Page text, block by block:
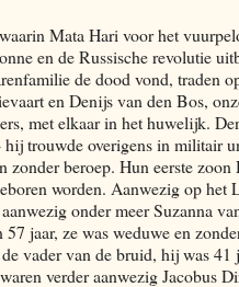
Mata Hari voor het
en de Russische revolutie
de dood vond, traden
en Denijs van den Bos,
met elkaar in het huwelijk.
hij trouwde overigens in militair
zonder beroep. Hun eerste
worden. Aanwezig op het
onder meer Suzanna
jaar, ze was weduwe en
vader van de bruid, hij was 41
verder aanwezig Jacobus